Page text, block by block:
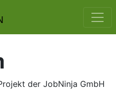
der JobNinja GmbH